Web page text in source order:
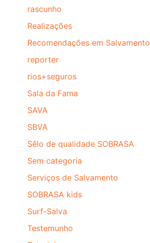
rascunho
Realizações
Recomendações em Salvamento
reporter
rios+seguros
Sala da Fama
SAVA
SBVA
Sêlo de qualidade SOBRASA
Sem categoria
Serviços de Salvamento
SOBRASA kids
Surf-Salva
Testemunho